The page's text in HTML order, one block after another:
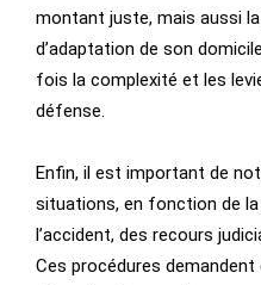
montant juste, mais aussi
d’adaptation de son
fois la complexité et les
défense.
Enfin, il est important de
situations, en fonction de
l’accident, des recours
Ces procédures